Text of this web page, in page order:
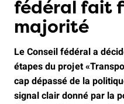
fédéral fait
majorité
Le Conseil fédéral a
étapes du projet
cap dépassé de la
signal clair donné par la